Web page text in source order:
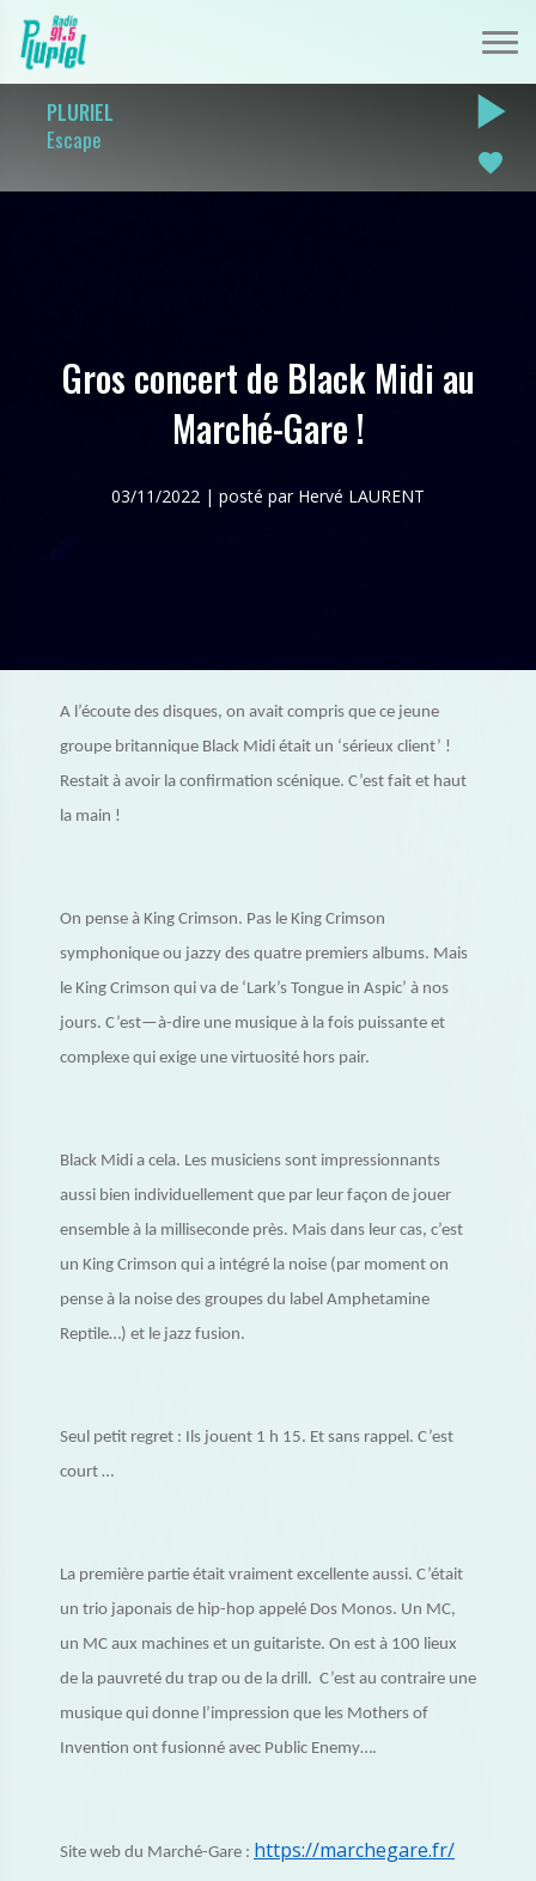
PLURIEL
Escape
play_arrow
favorite
Gros concert de Black Midi au
Marché-Gare !
03/11/2022 | posté par Hervé LAURENT
A l’écoute des disques, on avait compris que ce jeune
groupe britannique Black Midi était un ‘sérieux client’ !
Restait à avoir la confirmation scénique. C’est fait et haut
la main !
On pense à King Crimson. Pas le King Crimson
symphonique ou jazzy des quatre premiers albums. Mais
le King Crimson qui va de ‘Lark’s Tongue in Aspic’ à nos
jours. C’est—à-dire une musique à la fois puissante et
complexe qui exige une virtuosité hors pair.
Black Midi a cela. Les musiciens sont impressionnants
aussi bien individuellement que par leur façon de jouer
ensemble à la milliseconde près. Mais dans leur cas, c’est
un King Crimson qui a intégré la noise (par moment on
pense à la noise des groupes du label Amphetamine
Reptile…) et le jazz fusion.
Seul petit regret : Ils jouent 1 h 15. Et sans rappel. C’est
court …
La première partie était vraiment excellente aussi. C’était
un trio japonais de hip-hop appelé Dos Monos. Un MC,
un MC aux machines et un guitariste. On est à 100 lieux
de la pauvreté du trap ou de la drill. C’est au contraire une
musique qui donne l’impression que les Mothers of
Invention ont fusionné avec Public Enemy….
Site web du Marché-Gare : https://marchegare.fr/